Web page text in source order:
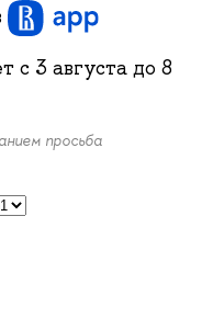
с 3 августа до 8
просьба